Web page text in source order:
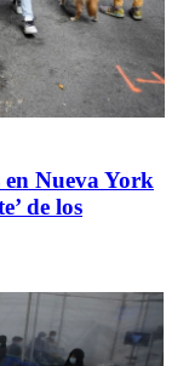
Nueva York
de los